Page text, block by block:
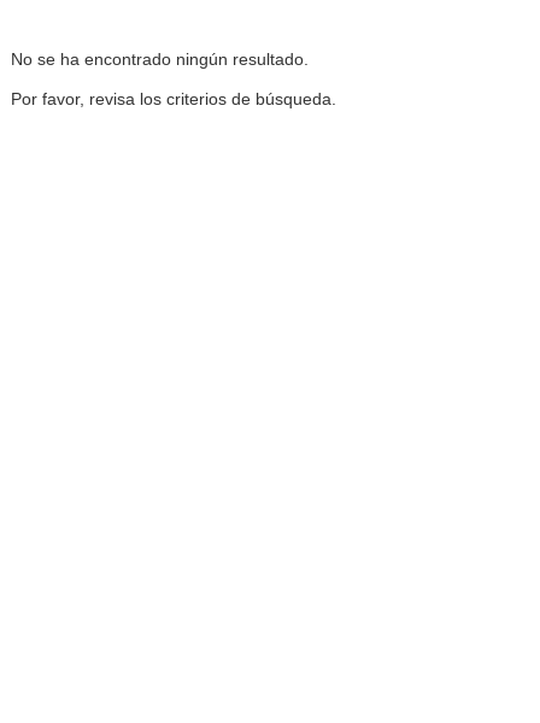
No se ha encontrado ningún resultado.
Por favor, revisa los criterios de búsqueda.